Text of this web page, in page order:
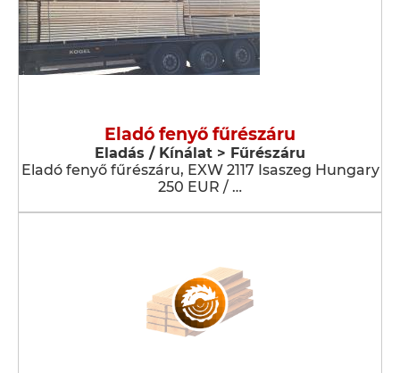
Eladó fenyő fűrészáru
Eladás / Kínálat > Fűrészáru
Eladó fenyő fűrészáru, EXW 2117 Isaszeg Hungary
250 EUR / …